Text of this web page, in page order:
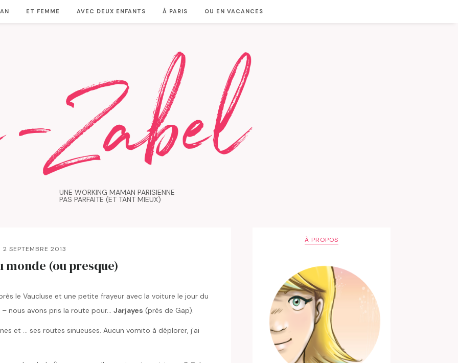
ET FEMME AVEC DEUX ENFANTS À PARIS OU EN VACANCES
UNE WORKING MAMAN PARISIENNE
PAS PARFAITE (ET TANT MIEUX)
2 SEPTEMBRE 2013
monde (ou presque)
le Vaucluse et une petite frayeur avec la voiture le jour du
nous avons pris la route pour… Jarjayes (près de Gap).
et … ses routes sinueuses. Aucun vomito à déplorer, j’ai
À PROPOS